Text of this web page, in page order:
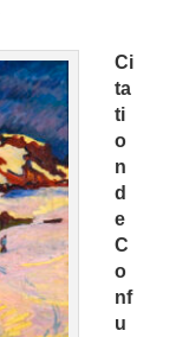
Ci
ta
ti
o
n
d
e
C
o
nf
u